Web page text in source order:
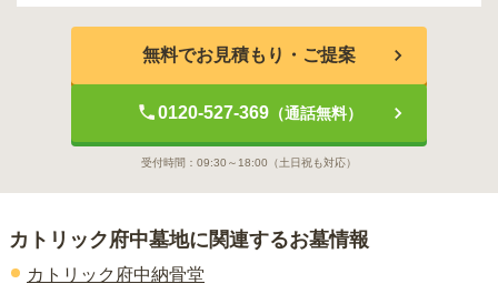
無料でお見積もり・ご提案
0120-527-369（通話無料）
受付時間： 09:30～18:00 （土日祝も対応）
カトリック府中墓地に関連するお墓情報
カトリック府中納骨堂